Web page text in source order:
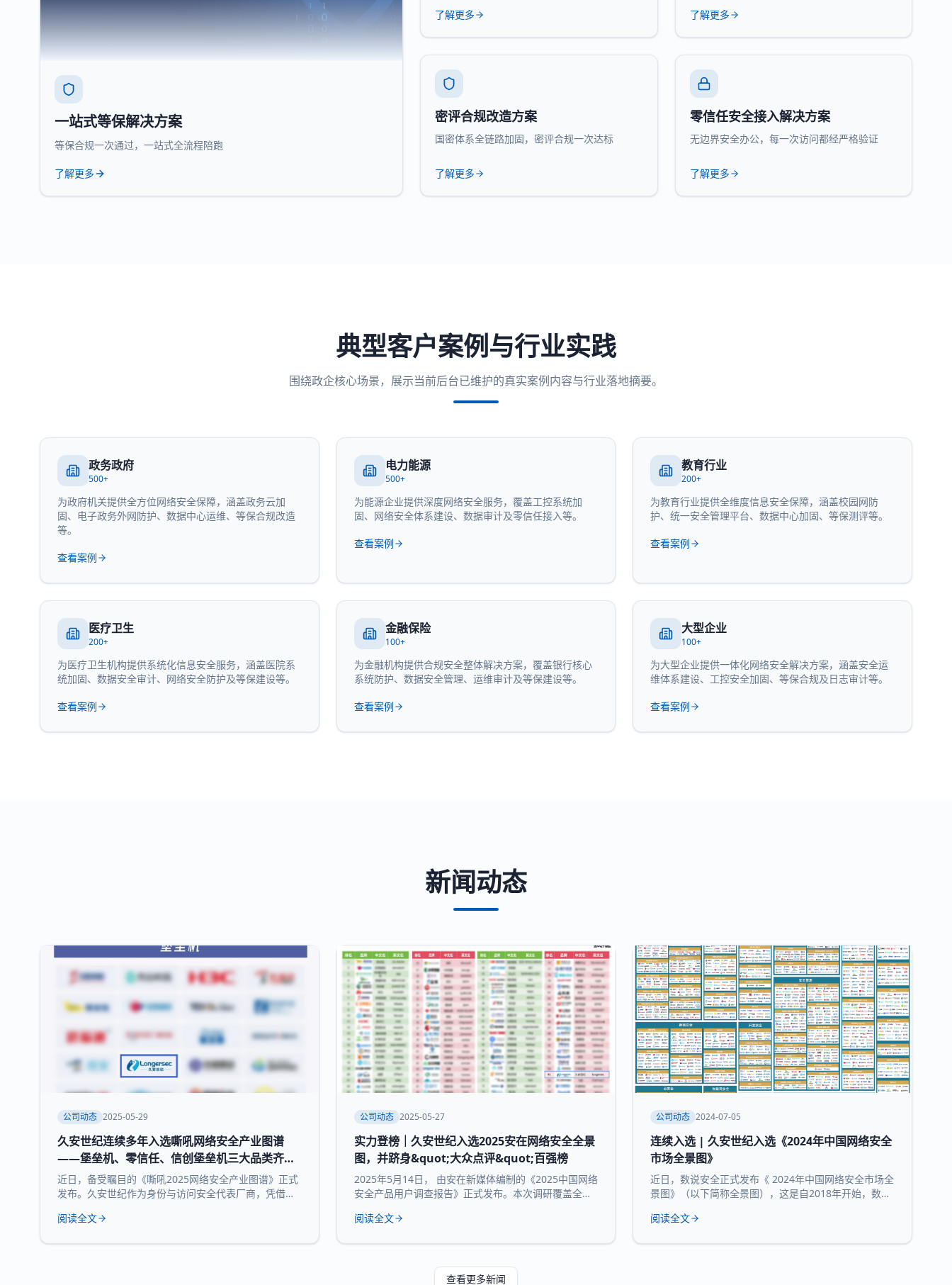
一站式等保解决方案
等保合规一次通过，一站式全流程陪跑
了解更多
了解更多 了解更多
密评合规改造方案
国密体系全链路加固，密评合规一次达标
了解更多
零信任安全接入解决方案
无边界安全办公，每一次访问都经严格验证
了解更多
典型客户案例与行业实践
围绕政企核心场景，展示当前后台已维护的真实案例内容与行业落地摘要。
政务政府
500+
为政府机关提供全方位网络安全保障，涵盖政务云加
固、电子政务外网防护、数据中心运维、等保合规改造
等。
查看案例
电力能源
500+
为能源企业提供深度网络安全服务，覆盖工控系统加
固、网络安全体系建设、数据审计及零信任接入等。
查看案例
教育行业
200+
为教育行业提供全维度信息安全保障，涵盖校园网防
护、统一安全管理平台、数据中心加固、等保测评等。
查看案例
医疗卫生
200+
为医疗卫生机构提供系统化信息安全服务，涵盖医院系
统加固、数据安全审计、网络安全防护及等保建设等。
查看案例
金融保险
100+
为金融机构提供合规安全整体解决方案，覆盖银行核心
系统防护、数据安全管理、运维审计及等保建设等。
查看案例
大型企业
100+
为大型企业提供一体化网络安全解决方案，涵盖安全运
维体系建设、工控安全加固、等保合规及日志审计等。
查看案例
新闻动态
公司动态 2025-05-29
久安世纪连续多年入选嘶吼网络安全产业图谱
——堡垒机、零信任、信创堡垒机三大品类齐获
权威认可
近日，备受瞩目的《嘶吼2025网络安全产业图谱》正式
发布。久安世纪作为身份与访问安全代表厂商，凭借其
实力入选 堡垒机、零信任、信创堡垒机 三大细分领域，
阅读全文
公司动态 2025-05-27
实力登榜｜久安世纪入选2025安在网络安全全景
图，并跻身&quot;大众点评&quot;百强榜
2025年5月14日， 由安在新媒体编制的《2025中国网络
安全产品用户调查报告》正式发布。本次调研覆盖全国
“中国网络安全产品用户大众点评全景图”“中国网络安全
全、业务与应用安全、信创产品、安全服务、通用网
阅读全文
公司动态 2024-07-05
连续入选 | 久安世纪入选《2024年中国网络安全
市场全景图》
近日，数说安全正式发布《 2024年中国网络安全市场全
景图》（以下简称全景图），这是自2018年开始，数说
领域的技术沉淀、服务经验和长时间的市场验证，再度
阅读全文
查看更多新闻